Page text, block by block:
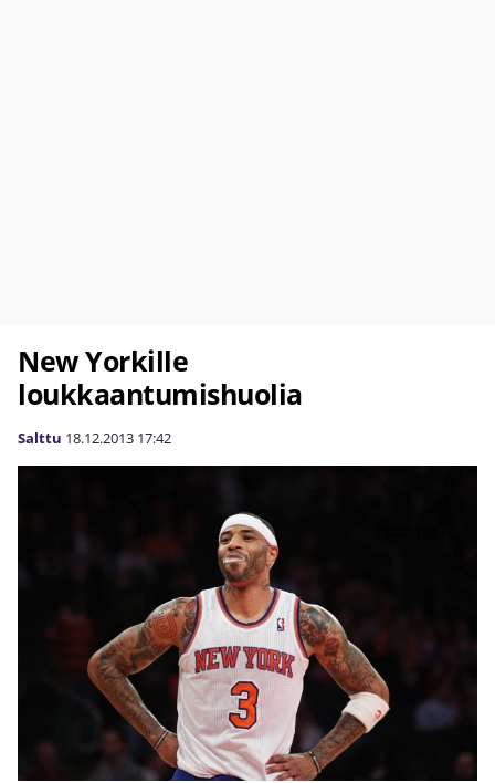
New Yorkille
loukkaantumishuolia
Salttu 18.12.2013 17:42